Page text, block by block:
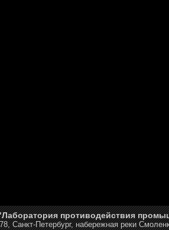
противодействия
Санкт-Петербург, набережная реки